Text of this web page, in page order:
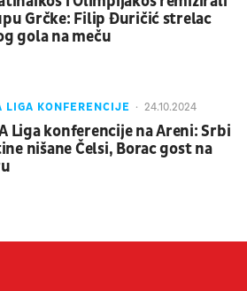
Grčke: Filip Đuričić strelac
gola na meču
LIGA KONFERENCIJE 24.10.2024
Liga konferencije na Areni: Srbi
nišane Čelsi, Borac gost na